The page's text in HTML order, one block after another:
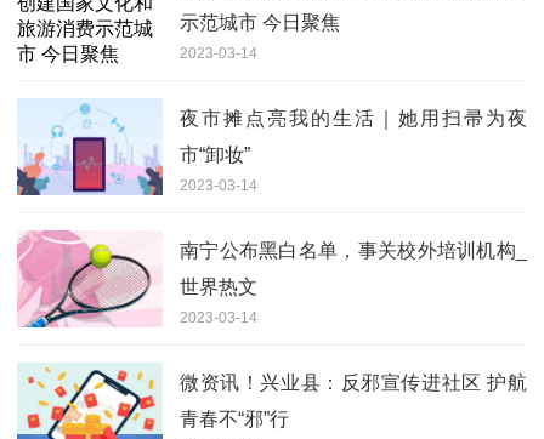
示范城市 今日聚焦
2023-03-14
夜市摊点亮我的生活｜她用扫帚为夜
市“卸妆”
2023-03-14
南宁公布黑白名单，事关校外培训机构_
世界热文
2023-03-14
微资讯！兴业县：反邪宣传进社区 护航
青春不“邪”行